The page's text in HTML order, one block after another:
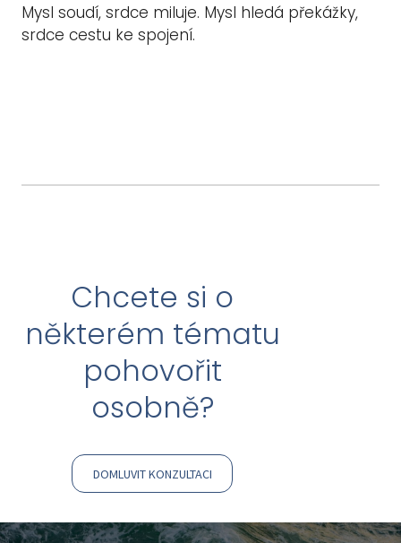
Mysl soudí, srdce miluje. Mysl hledá překážky,
srdce cestu ke spojení.
Chcete si o
některém tématu
pohovořit
osobně?
DOMLUVIT KONZULTACI